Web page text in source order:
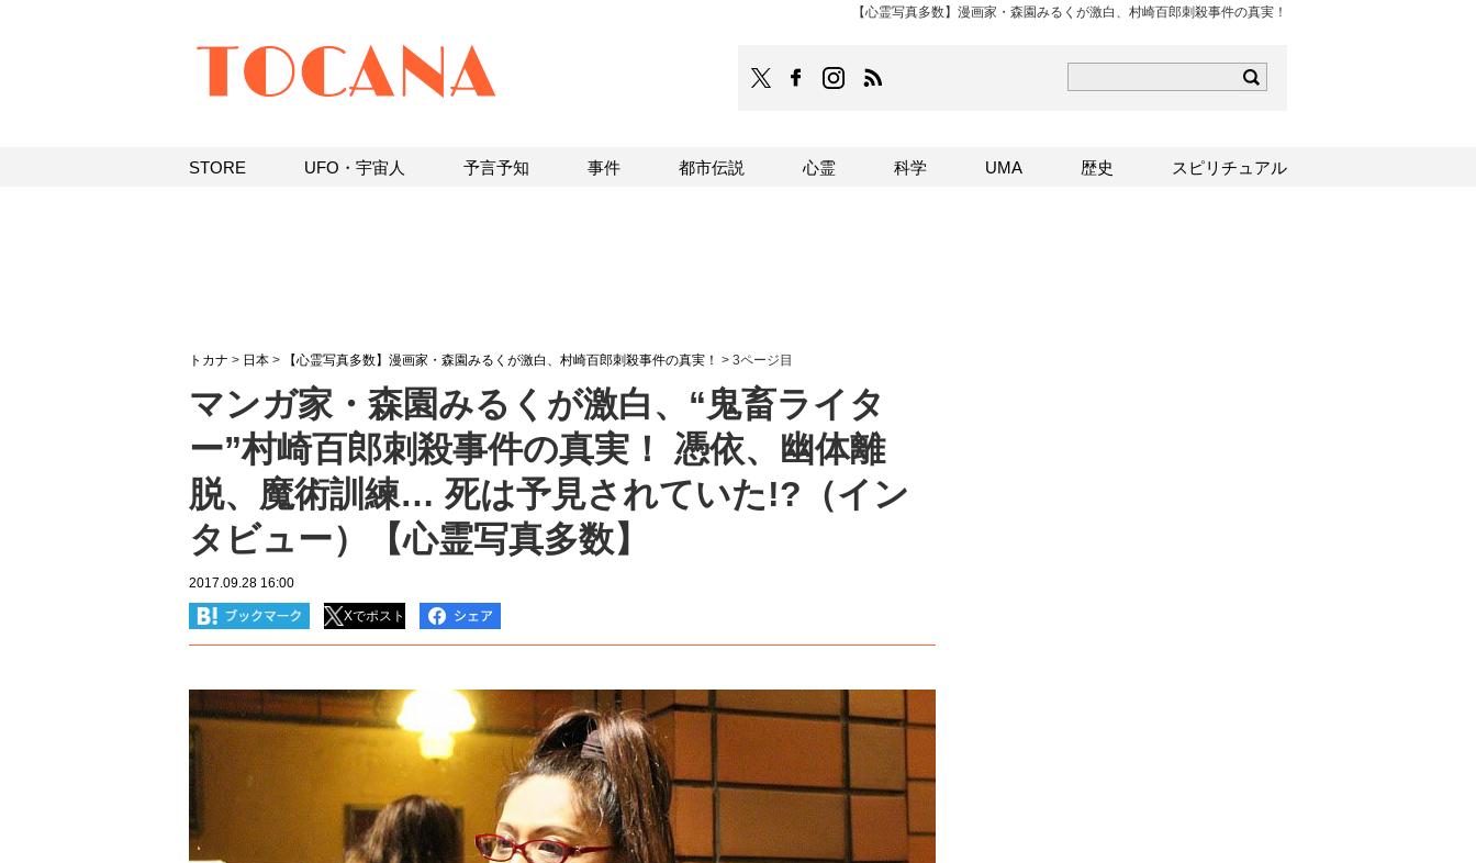
【心霊写真多数】漫画家・森園みるくが激白、村崎百郎刺殺事件の真実！
TOCANAのFacebookはこちら
TOCANAのinstagramはこちら
トカナ > 日本 > 【心霊写真多数】漫画家・森園みるくが激白、村崎百郎刺殺事件の真実！ > 3ページ目
マンガ家・森園みるくが激白、“鬼畜ライタ
ー”村崎百郎刺殺事件の真実！ 憑依、幽体離
脱、魔術訓練… 死は予見されていた!?（イン
タビュー）【心霊写真多数】
2017.09.28 16:00
Xでポスト
STORE UFO・宇宙人 予言予知 事件 都市伝説 心霊 科学 UMA 歴史 スピリチュアル